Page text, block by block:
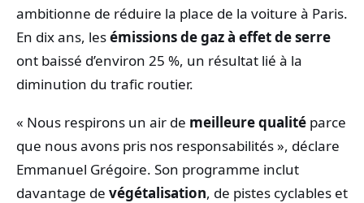
ambitionne de réduire la place de la voiture à Paris.
En dix ans, lesémissions de gaz à effet de serre
ont baissé d’environ 25 %, un résultat lié à la
diminution du trafic routier.
« Nous respirons un air de meilleure qualité parce
que nous avons pris nos responsabilités », déclare
Emmanuel Grégoire. Son programme inclut
davantage de végétalisation, de pistes cyclables et